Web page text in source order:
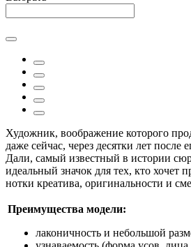
Художник, воображение которого
даже сейчас, через десятки лет после
Дали, самый известный в истории
идеальный значок для тех, кто хочет
нотки креатива, оригинальности и
Преимущества модели:
лаконичность и небольшой